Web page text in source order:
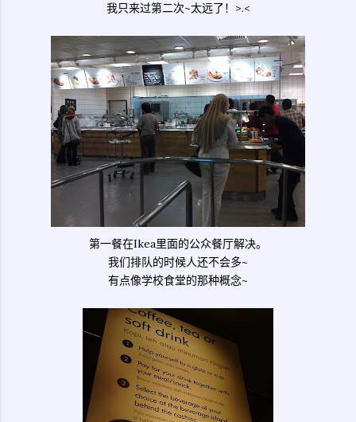
我只来过第二次~太远了！>.<
第一餐在Ikea里面的公众餐厅解决。
我们排队的时候人还不会多~
有点像学校食堂的那种概念~